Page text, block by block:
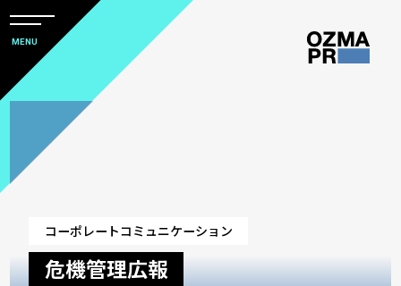
本
文
へ
キ
ピ
メ
ニ
ュ
ー
開
MENU
コーポレートコミュニケーション
危機管理広報